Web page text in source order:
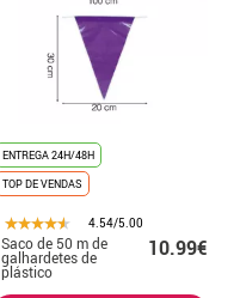
ENTREGA 24H/48H
TOP DE VENDAS
4.54/5.00
Saco de 50 m de
galhardetes de
plástico
10.99€